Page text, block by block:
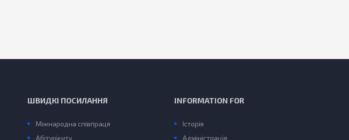
ШВИДКІ ПОСИЛАННЯ
Міжнародна співпраця
Абітурієнту
INFORMATION FOR
Історія
Адміністрація